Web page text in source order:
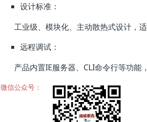
设计标准：
工业级、模块化、主动散热式设计，适
远程调试：
产品内置IE服务器、CLI命令行等功能
微信公众号：